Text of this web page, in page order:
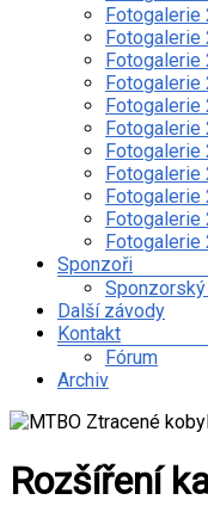
sportovních
aktivitách
Fotogalerie
Fotogalerie
Fotogalerie
Fotogalerie
Fotogalerie
Fotogalerie
Fotogalerie
Fotogalerie
Fotogalerie
Fotogalerie
Fotogalerie
Sponzoři
Další závody
Kontakt
Fórum
Archiv
Rozšíření